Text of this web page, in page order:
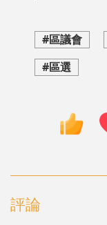
#區議會
#區選
評論